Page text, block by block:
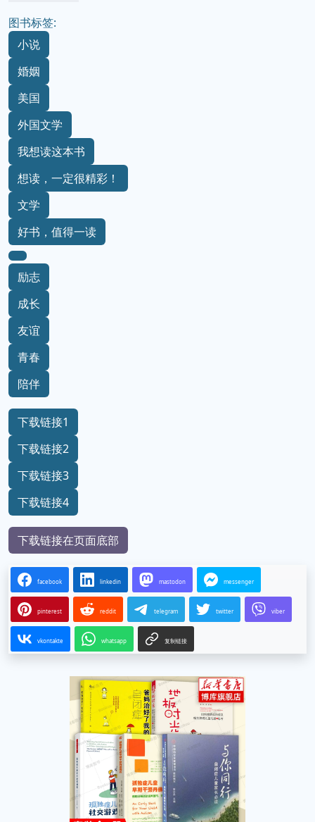
图书标签:
小说
婚姻
美国
外国文学
我想读这本书
想读，一定很精彩！
文学
好书，值得一读
励志
成长
友谊
青春
陪伴
下载链接1
下载链接2
下载链接3
下载链接4
下载链接在页面底部
facebook linkedin mastodon messenger
pinterest reddit telegram twitter viber
vkontakte whatsapp 复制链接